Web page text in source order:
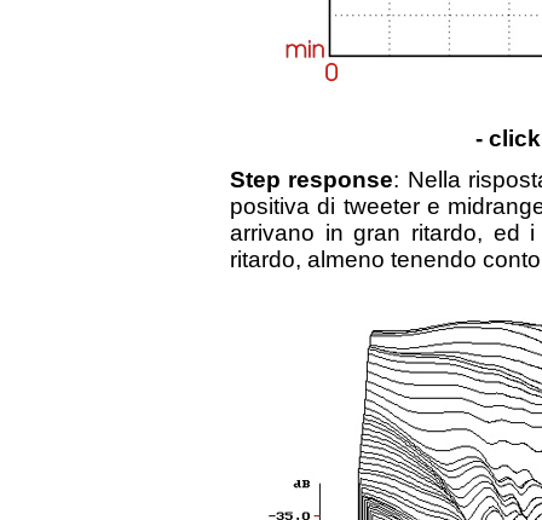
-
Step response: Nella
positiva di tweeter e
arrivano in gran ritardo, ed
ritardo, almeno tenendo